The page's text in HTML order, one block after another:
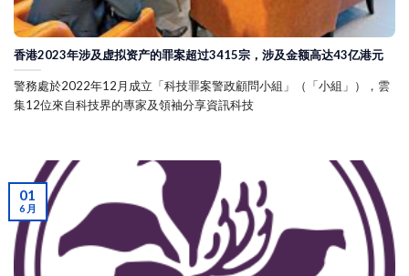
香港2023年涉及虚拟资产的罪案超过3415宗，涉及金额高达43亿港元
警務處於2022年12月成立「科技罪案警政顧問小組」（「小組」），雲
集12位來自科技界的專家及領袖分享資訊科技
01
6 月